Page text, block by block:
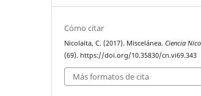
Cómo citar
Nicolaita, C. (2017). Miscelánea.Ciencia
(69). https://doi.org/10.35830/cn.vi69.343
Más formatos de cita